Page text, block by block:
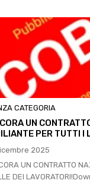
CATEGORIA
UN
PER TUTTI I
2025
UN CONTRATTO
DEI